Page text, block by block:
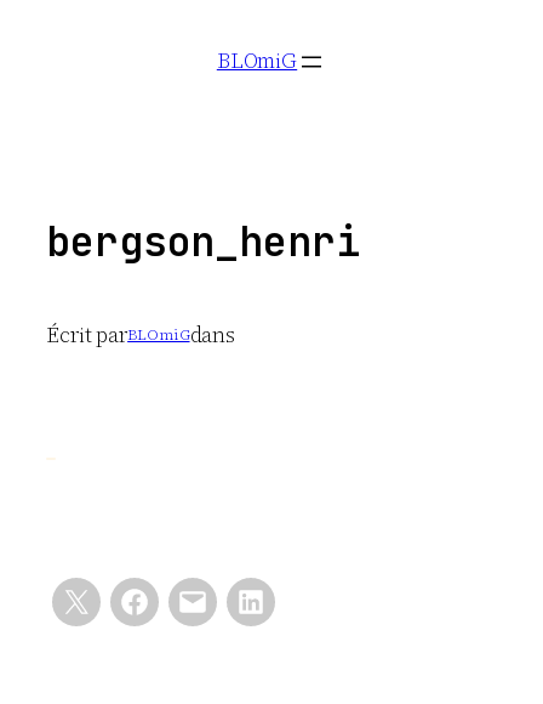
BLOmiG
bergson_henri
Écrit parBLOmiGdans